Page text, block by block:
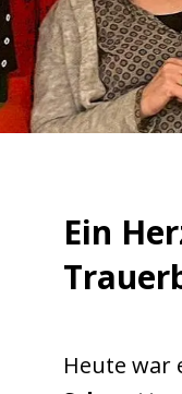
Ein
Heute war